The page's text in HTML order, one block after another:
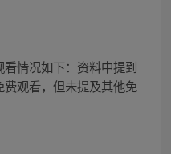
看情况如下：资料中提到
观看，但未提及其他免